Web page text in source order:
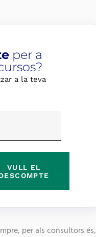
per a
a la teva
VULL EL
per als consultors és,